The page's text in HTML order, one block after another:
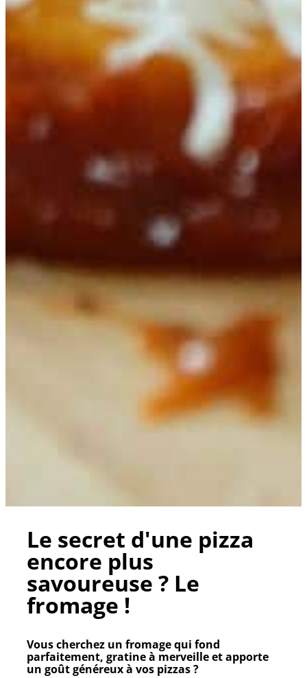
Le secret d'une pizza
encore plus
savoureuse ? Le
fromage !
Vous cherchez un fromage qui fond
parfaitement, gratine à merveille et apporte
un goût généreux à vos pizzas ?